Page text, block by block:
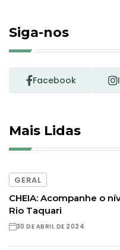
Siga-nos
Facebook
Mais Lidas
GERAL
CHEIA: Acompanhe o
Rio Taquari
30 DE ABRIL DE 2024